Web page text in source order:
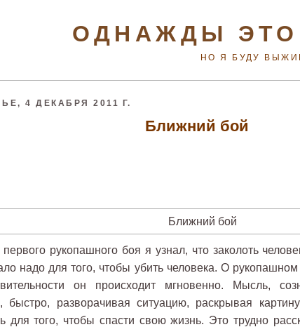
ОДНАЖДЫ ЭТО
НО Я БУДУ
4 ДЕКАБРЯ 2011 Г.
Ближний бой
первого рукопашного боя я узнал, что заколоть
надо для того, чтобы убить человека. О
он происходит мгновенно. Мысль,
быстро, разворачивая ситуацию, раскрывая
для того, чтобы спасти свою жизнь. Это трудно